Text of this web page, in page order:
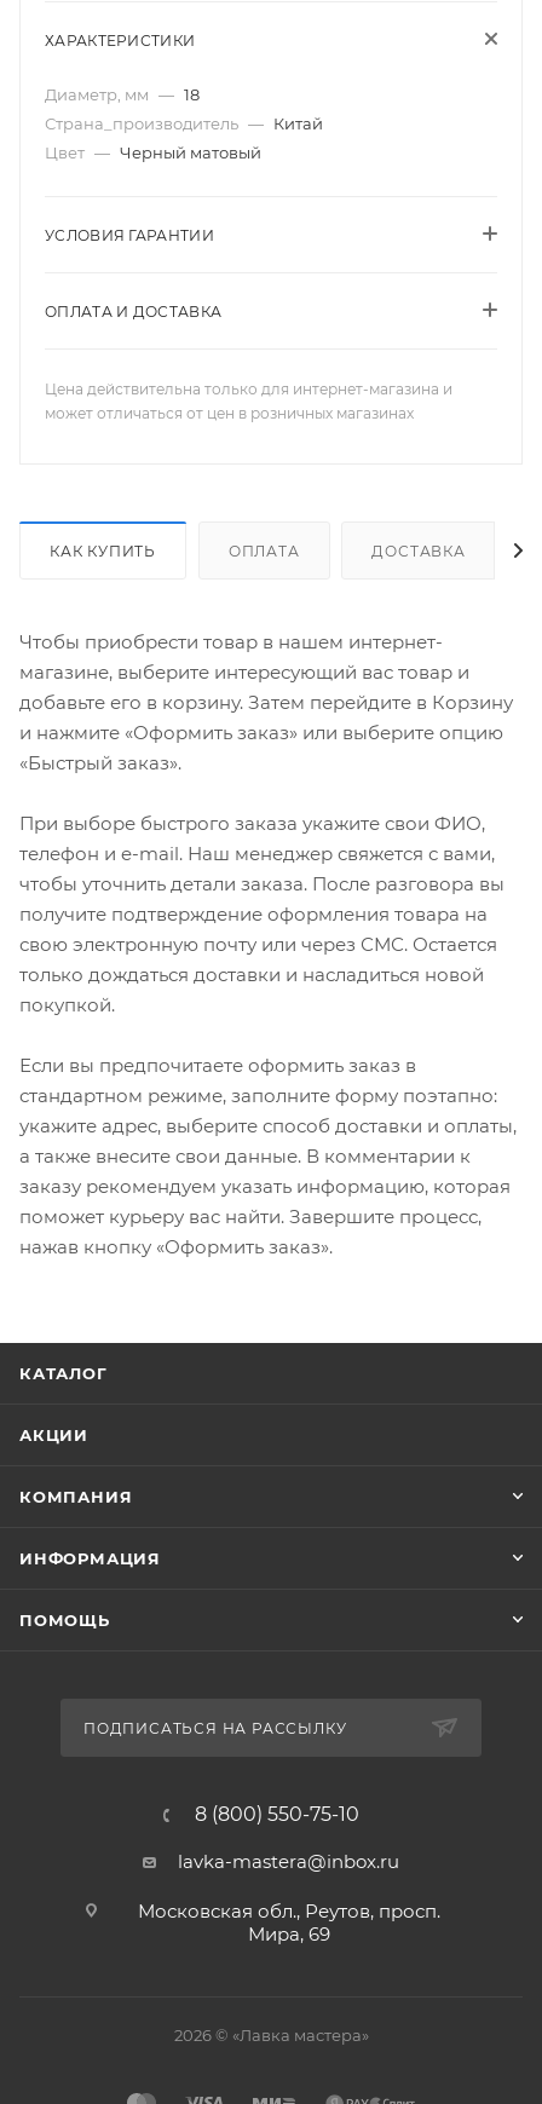
ХАРАКТЕРИСТИКИ
Диаметр, мм — 18
Страна_производитель — Китай
Цвет — Черный матовый
УСЛОВИЯ ГАРАНТИИ
ОПЛАТА И ДОСТАВКА
Цена действительна только для интернет-магазина и
может отличаться от цен в розничных магазинах
КАК КУПИТЬ ОПЛАТА ДОСТАВКА
Чтобы приобрести товар в нашем интернет-
магазине, выберите интересующий вас товар и
добавьте его в корзину. Затем перейдите в Корзину
и нажмите «Оформить заказ» или выберите опцию
«Быстрый заказ».
При выборе быстрого заказа укажите свои ФИО,
телефон и e-mail. Наш менеджер свяжется с вами,
чтобы уточнить детали заказа. После разговора вы
получите подтверждение оформления товара на
свою электронную почту или через СМС. Остается
только дождаться доставки и насладиться новой
покупкой.
Если вы предпочитаете оформить заказ в
стандартном режиме, заполните форму поэтапно:
укажите адрес, выберите способ доставки и оплаты,
а также внесите свои данные. В комментарии к
заказу рекомендуем указать информацию, которая
поможет курьеру вас найти. Завершите процесс,
нажав кнопку «Оформить заказ».
КАТАЛОГ
АКЦИИ
КОМПАНИЯ
ИНФОРМАЦИЯ
ПОМОЩЬ
ПОДПИСАТЬСЯ НА РАССЫЛКУ
8 (800) 550-75-10
lavka-mastera@inbox.ru
Московская обл., Реутов, просп.
Мира, 69
2026 © «Лавка мастера»